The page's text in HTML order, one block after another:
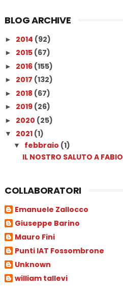
BLOG ARCHIVE
► 2014 (92)
► 2015 (67)
► 2016 (155)
► 2017 (132)
► 2018 (67)
► 2019 (26)
► 2020 (25)
▼ 2021 (1)
▼ febbraio (1)
IL NOSTRO SALUTO A
COLLABORATORI
Emanuele Zallocco
Giuseppe Barino
Mauro Fini
Punti IAT Fossombrone
Unknown
william tallevi